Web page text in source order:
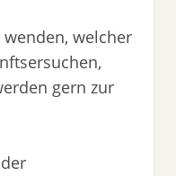
welcher
gern zur